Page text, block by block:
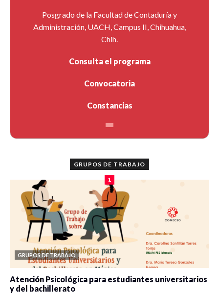
Posgrado de la Facultad de Contaduría y
Administración, UACH, Campus II, Chihuahua,
Chih.
Consulta el programa
Convocatoria
Constancias
GRUPOS DE TRABAJO
1
GRUPOS DE TRABAJO
Atención Psicológica para estudiantes universitarios
y del bachillerato